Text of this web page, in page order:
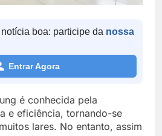
boa: participe da nossa
Entrar Agora
é conhecida pela
e eficiência, tornando-se
lares. No entanto, assim